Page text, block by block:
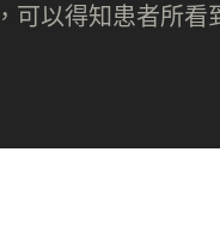
可以得知患者所